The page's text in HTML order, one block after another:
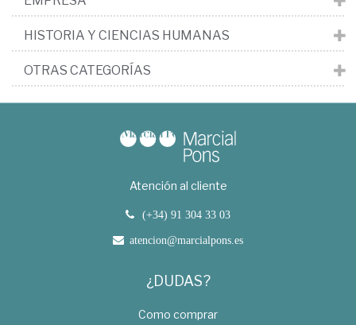
HISTORIA Y CIENCIAS HUMANAS
OTRAS CATEGORÍAS
Atención al cliente
(+34) 91 304 33 03
atencion@marcialpons.es
¿DUDAS?
Como comprar